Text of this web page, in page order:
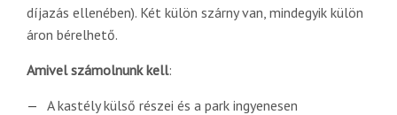
díjazás ellenében). Két külön szárny van, mindegyik külön
áron bérelhető.
Amivel számolnunk kell:
A kastély külső részei és a park ingyenesen